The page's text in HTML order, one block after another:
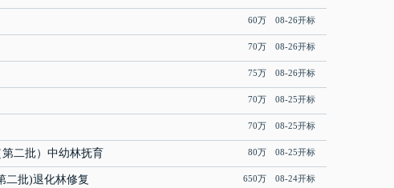
60万 08-26开标
70万 08-26开标
75万 08-26开标
70万 08-25开标
70万 08-25开标
二批）中幼林抚育 80万 08-25开标
二批)退化林修复 650万 08-24开标